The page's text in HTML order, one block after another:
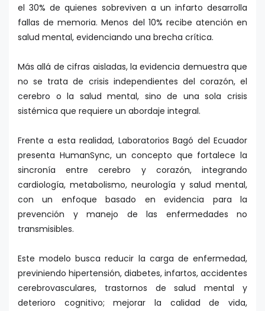
el 30% de quienes sobreviven a un infarto desarrolla
fallas de memoria. Menos del 10% recibe atención en
salud mental, evidenciando una brecha crítica.
Más allá de cifras aisladas, la evidencia demuestra que
no se trata de crisis independientes del corazón, el
cerebro o la salud mental, sino de una sola crisis
sistémica que requiere un abordaje integral.
Frente a esta realidad, Laboratorios Bagó del Ecuador
presenta HumanSync, un concepto que fortalece la
sincronía entre cerebro y corazón, integrando
cardiología, metabolismo, neurología y salud mental,
con un enfoque basado en evidencia para la
prevención y manejo de las enfermedades no
transmisibles.
Este modelo busca reducir la carga de enfermedad,
previniendo hipertensión, diabetes, infartos, accidentes
cerebrovasculares, trastornos de salud mental y
deterioro cognitivo; mejorar la calidad de vida,